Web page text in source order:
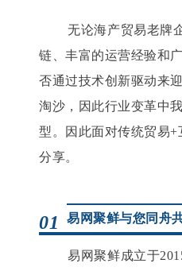
无论海产贸易老牌企
链、丰富的运营经验和
否通过技术创新驱动来
淘沙，因此行业变革中
型。因此面对传统贸易
分享。
01 易网聚鲜与您同舟
易网聚鲜成立于2015